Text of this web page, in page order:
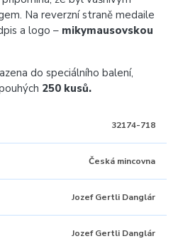
Na reverzní straně medaile
a logo – mikymausovskou
do speciálního balení,
250 kusů.
32174-718
Česká mincovna
Jozef Gertli Danglár
Jozef Gertli Danglár